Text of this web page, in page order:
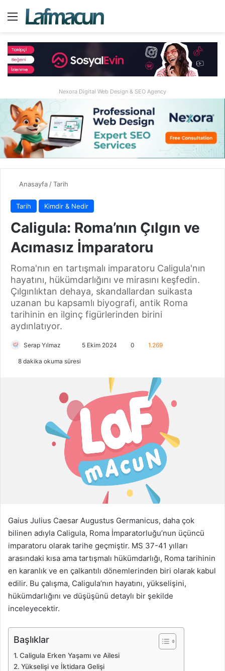
Menü
Nexora Digital Web Design & SEO Agency
Anasayfa/Tarih
Tarih Kimdir & Nedir
Caligula: Roma’nın Çılgın ve
Acımasız İmparatoru
Roma'nın en tartışmalı imparatoru Caligula'nın
hayatını, hükümdarlığını ve mirasını keşfedin.
Çılgınlıktan dehaya, skandallardan suikasta
uzanan bu kapsamlı biyografi, antik Roma
tarihinin en ilginç figürlerinden birini
aydınlatıyor.
Serap Yılmaz
i
p
o
s
t
g
r
m
e
k
5 Ekim 2024 0 1.269
8 dakika okuma süresi
Gaius Julius Caesar Augustus Germanicus, daha çok
bilinen adıyla Caligula, Roma İmparatorluğu’nun üçüncü
imparatoru olarak tarihe geçmiştir. MS 37-41 yılları
arasındaki kısa ama tartışmalı hükümdarlığı, Roma tarihinin
en karanlık ve en çalkantılı dönemlerinden biri olarak kabul
edilir. Bu çalışma, Caligula’nın hayatını, yükselişini,
hükümdarlığını ve düşüşünü detaylı bir şekilde
inceleyecektir.
Başlıklar
Caligula Erken Yaşamı ve Ailesi
Yükselişi ve İktidara Gelişi